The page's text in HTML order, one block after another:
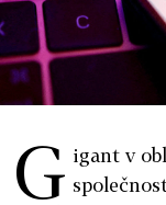
G igant v